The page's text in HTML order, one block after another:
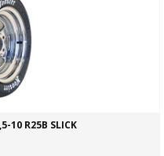
10 R25B SLICK